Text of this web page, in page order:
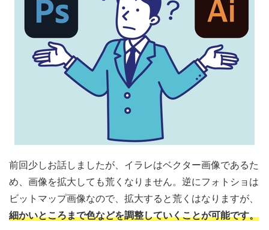
前回少しお話しましたが、イラレはベクター画像であるた
め、画像を拡大しても荒くなりません。逆にフォトショは
ビットマップ画像なので、拡大すると荒くはなりますが、
細かいところまで色などを調整していくことが可能です。